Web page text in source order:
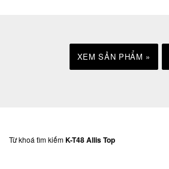
XEM SẢN PHẨM »
Từ khoá tìm kiếmK-T48 Allis Top